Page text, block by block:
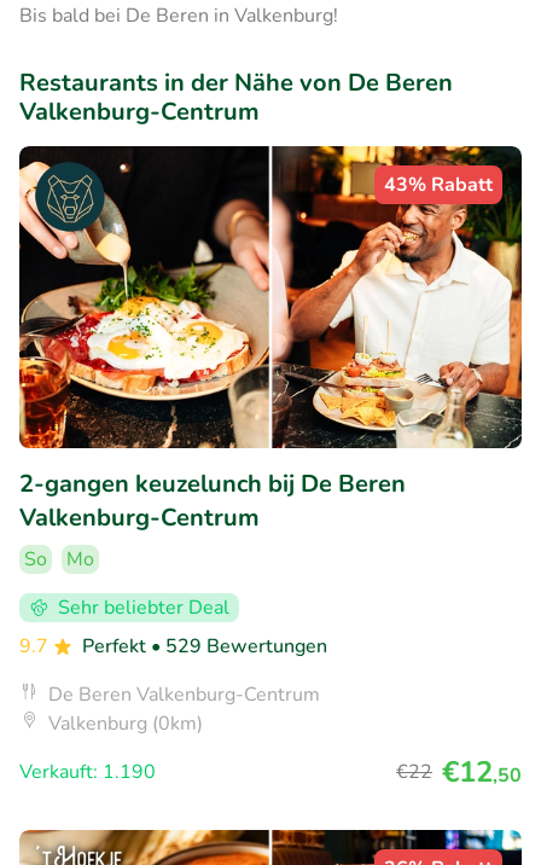
Bis bald bei De Beren in Valkenburg!
Restaurants in der Nähe von De Beren
Valkenburg-Centrum
43% Rabatt
2-gangen keuzelunch bij De Beren
Valkenburg-Centrum
So
Mo
Sehr beliebter Deal
9.7
Perfekt • 529 Bewertungen
De Beren Valkenburg-Centrum
Valkenburg (0km)
Verkauft: 1.190
€22 €12,50